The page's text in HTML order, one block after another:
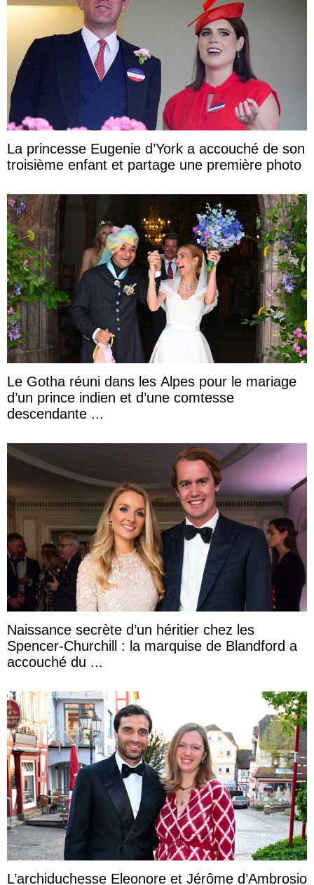
La princesse Eugenie d’York a accouché de son
troisième enfant et partage une première photo
Le Gotha réuni dans les Alpes pour le mariage
d’un prince indien et d’une comtesse
descendante ...
Naissance secrète d’un héritier chez les
Spencer-Churchill : la marquise de Blandford a
accouché du ...
L’archiduchesse Eleonore et Jérôme d’Ambrosio